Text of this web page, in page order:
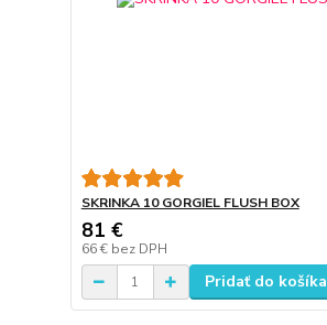
SKRINKA 10 GORGIEL FLUSH BOX
81 €
66 € bez DPH
Pridať do košíka